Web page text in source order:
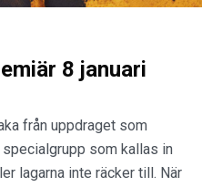
8 januari
från uppdraget som
som kallas in
lagarna inte räcker till. När